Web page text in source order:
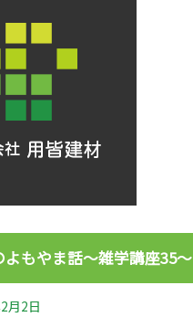
もやま話～雑学講座35～
月2日